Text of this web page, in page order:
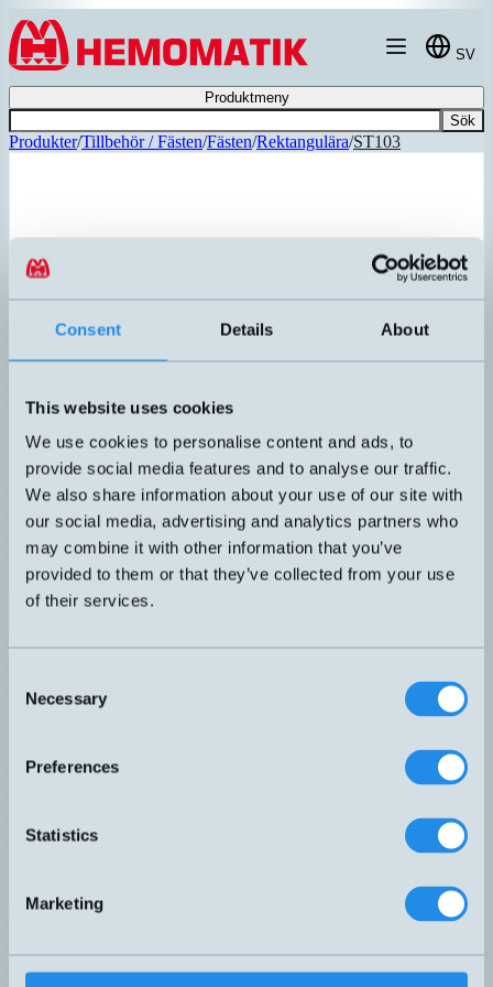
Consent Details About
This website uses cookies
We use cookies to personalise content and ads, to
provide social media features and to analyse our traffic.
We also share information about your use of our site with
our social media, advertising and analytics partners who
may combine it with other information that you’ve
provided to them or that they’ve collected from your use
of their services.
Selection
Necessary
Preferences
Statistics
Marketing
Hoppa till innehållet
SV
Produktmeny
Sök
Produkter/Tillbehör / Fästen/Fästen/Rektangulära/ST103
ST103
Fäste "vertikal protective" i rostfritt stål, V2A. Lämplig för
rektangulära fotoceller med hålbild 25,5mm (cc-mått). Passar C23-,
S3N- och QM-serien.
DIMENSION
Rektangulär
Datablad (PDF)
Finns i: Rektangulära
Relaterade produkter
Namn
Nivåfunktion⇅
ST01
ST103
SV59-HM40-BRACKET
59x40x29